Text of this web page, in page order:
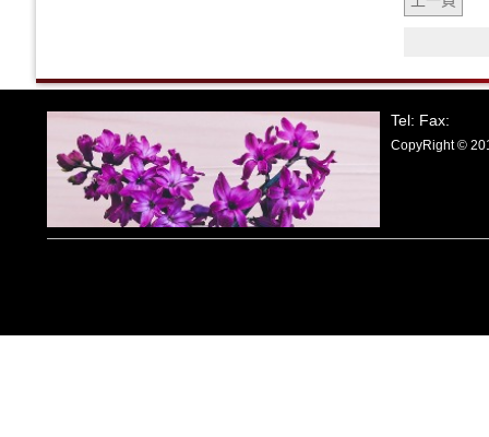
Tel: Fax:
CopyRight ©